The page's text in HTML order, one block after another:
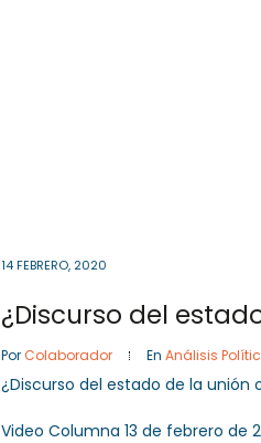
14 FEBRERO, 2020
¿Discurso del
Por Colaborador En Análisis
¿Discurso del estado de la unión
Video Columna 13 de febrero de